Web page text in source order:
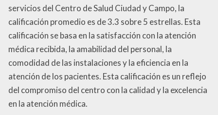
servicios del Centro de Salud Ciudad y Campo, la
calificación promedio es de 3.3 sobre 5 estrellas. Esta
calificación se basa en la satisfacción con la atención
médica recibida, la amabilidad del personal, la
comodidad de las instalaciones y la eficiencia en la
atención de los pacientes. Esta calificación es un reflejo
del compromiso del centro con la calidad y la excelencia
en la atención médica.